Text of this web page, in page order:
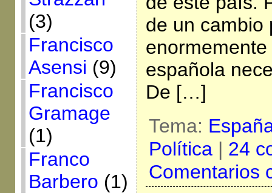
(3)
Francisco
Asensi (9)
Francisco
Gramage
(1)
Franco
Barbero (1)
de un cambio
española
De […]
Tema:
Política| 24
Comentarios